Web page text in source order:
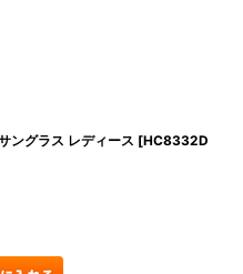
グラス レディース [HC8332D